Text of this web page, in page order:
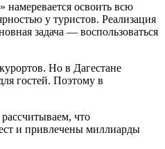
намеревается освоить всю
у туристов. Реализация
задача — воспользоваться
Но в Дагестане
гостей. Поэтому в
что
и привлечены миллиарды